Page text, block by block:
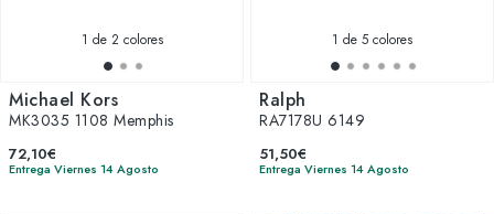
1 de 2 colores
Michael Kors
MK3035 1108 Memphis
72,10€
Entrega Viernes 14 Agosto
1 de 5 colores
Ralph
RA7178U 6149
51,50€
Entrega Viernes 14 Agosto